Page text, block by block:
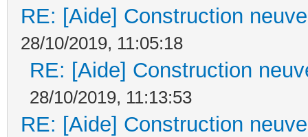
RE: [Aide] Construction
28/10/2019, 11:05:18
RE: [Aide] Construction
28/10/2019, 11:13:53
RE: [Aide] Construction